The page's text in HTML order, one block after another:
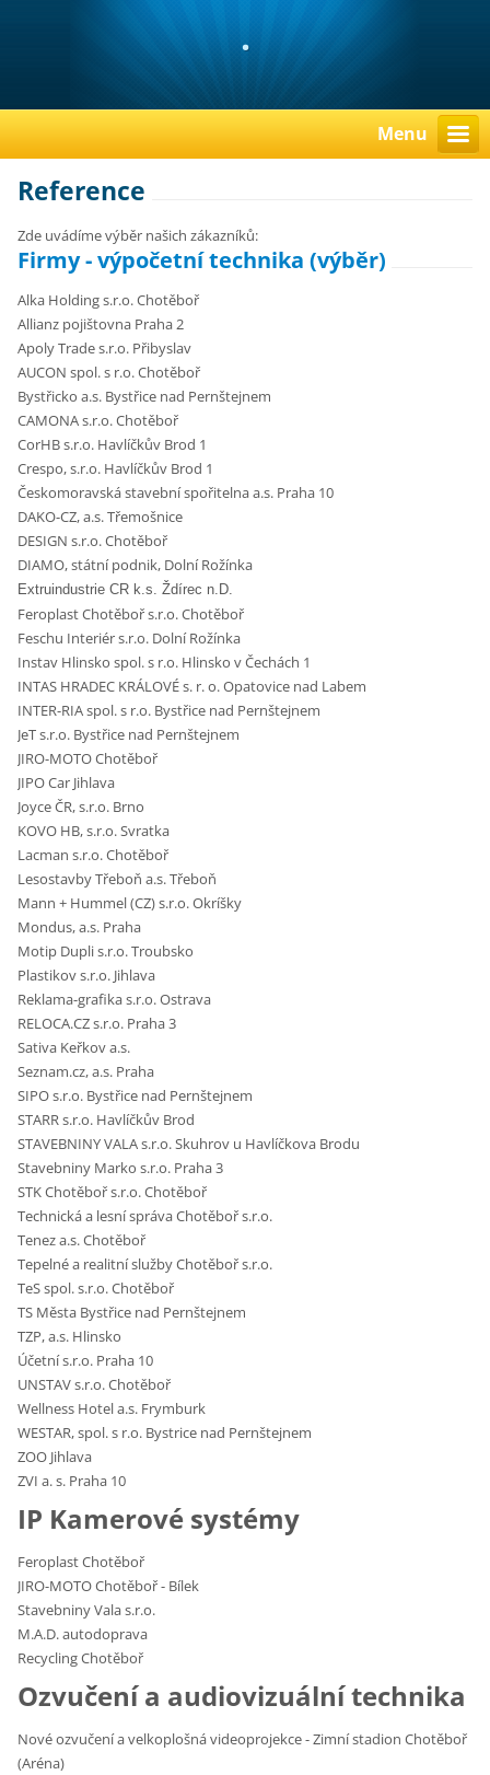
.
Menu
Reference
Zde uvádíme výběr našich zákazníků:
Firmy - výpočetní technika (výběr)
Alka Holding s.r.o. Chotěboř
Allianz pojištovna Praha 2
Apoly Trade s.r.o. Přibyslav
AUCON spol. s r.o. Chotěboř
Bystřicko a.s. Bystřice nad Pernštejnem
CAMONA s.r.o. Chotěboř
CorHB s.r.o. Havlíčkův Brod 1
Crespo, s.r.o. Havlíčkův Brod 1
Českomoravská stavební spořitelna a.s. Praha 10
DAKO-CZ, a.s. Třemošnice
DESIGN s.r.o. Chotěboř
DIAMO, státní podnik, Dolní Rožínka
Extruindustrie CR k.s. Ždírec n.D.
Feroplast Chotěboř s.r.o. Chotěboř
Feschu Interiér s.r.o. Dolní Rožínka
Instav Hlinsko spol. s r.o. Hlinsko v Čechách 1
INTAS HRADEC KRÁLOVÉ s. r. o. Opatovice nad Labem
INTER-RIA spol. s r.o. Bystřice nad Pernštejnem
JeT s.r.o. Bystřice nad Pernštejnem
JIRO-MOTO Chotěboř
JIPO Car Jihlava
Joyce ČR, s.r.o. Brno
KOVO HB, s.r.o. Svratka
Lacman s.r.o. Chotěboř
Lesostavby Třeboň a.s. Třeboň
Mann + Hummel (CZ) s.r.o. Okríšky
Mondus, a.s. Praha
Motip Dupli s.r.o. Troubsko
Plastikov s.r.o. Jihlava
Reklama-grafika s.r.o. Ostrava
RELOCA.CZ s.r.o. Praha 3
Sativa Keřkov a.s.
Seznam.cz, a.s. Praha
SIPO s.r.o. Bystřice nad Pernštejnem
STARR s.r.o. Havlíčkův Brod
STAVEBNINY VALA s.r.o. Skuhrov u Havlíčkova Brodu
Stavebniny Marko s.r.o. Praha 3
STK Chotěboř s.r.o. Chotěboř
Technická a lesní správa Chotěboř s.r.o.
Tenez a.s. Chotěboř
Tepelné a realitní služby Chotěboř s.r.o.
TeS spol. s.r.o. Chotěboř
TS Města Bystřice nad Pernštejnem
TZP, a.s. Hlinsko
Účetní s.r.o. Praha 10
UNSTAV s.r.o. Chotěboř
Wellness Hotel a.s. Frymburk
WESTAR, spol. s r.o. Bystrice nad Pernštejnem
ZOO Jihlava
ZVI a. s. Praha 10
IP Kamerové systémy
Feroplast Chotěboř
JIRO-MOTO Chotěboř - Bílek
Stavebniny Vala s.r.o.
M.A.D. autodoprava
Recycling Chotěboř
Ozvučení a audiovizuální technika
Nové ozvučení a velkoplošná videoprojekce - Zimní stadion Chotěboř
(Aréna)